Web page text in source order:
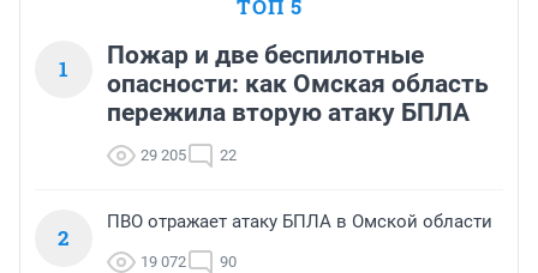
ТОП 5
1
Пожар и две беспилотные
опасности: как Омская область
пережила вторую атаку БПЛА
29 205 22
2
ПВО отражает атаку БПЛА в Омской области
19 072 90